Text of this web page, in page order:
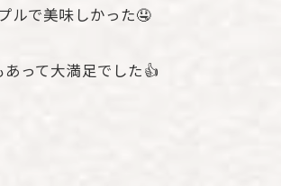
ルで美味しかった🤤
って大満足でした👍